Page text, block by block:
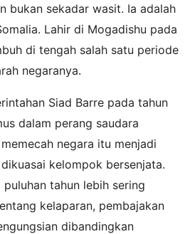
bukan sekadar wasit. Ia adalah
Lahir di Mogadishu pada
di tengah salah satu periode
negaranya.
Siad Barre pada tahun
dalam perang saudara
negara itu menjadi
kelompok bersenjata.
puluhan tahun lebih sering
kelaparan, pembajakan
dibandingkan